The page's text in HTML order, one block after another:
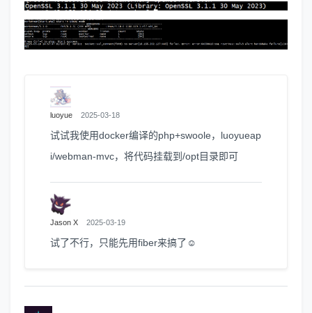
luoyue 2025-03-18
试试我使用docker编译的php+swoole，luoyueap
i/webman-mvc，将代码挂载到/opt目录即可
Jason X 2025-03-19
试了不行，只能先用fiber来搞了☺